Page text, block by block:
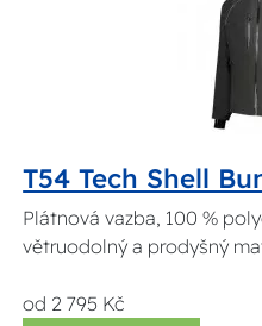
T54 Tech Shell
Plátnová vazba, 100 %
větruodolný a prodyšný
od 2 795 Kč